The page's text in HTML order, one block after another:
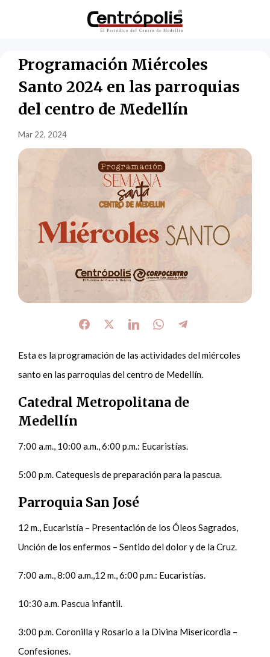
Programación Miércoles
Santo 2024 en las parroquias
del centro de Medellín
Mar 22, 2024
Esta es la programación de las actividades del miércoles
santo en las parroquias del centro de Medellín.
Catedral Metropolitana de
Medellín
7:00 a.m., 10:00 a.m., 6:00 p.m.: Eucaristías.
5:00 p.m. Catequesis de preparación para la pascua.
Parroquia San José
12 m., Eucaristía – Presentación de los Óleos Sagrados,
Unción de los enfermos – Sentido del dolor y de la Cruz.
7:00 a.m., 8:00 a.m.,12 m., 6:00 p.m.: Eucaristías.
10:30 a.m. Pascua infantil.
3:00 p.m. Coronilla y Rosario a Ia Divina Misericordia –
Confesiones.